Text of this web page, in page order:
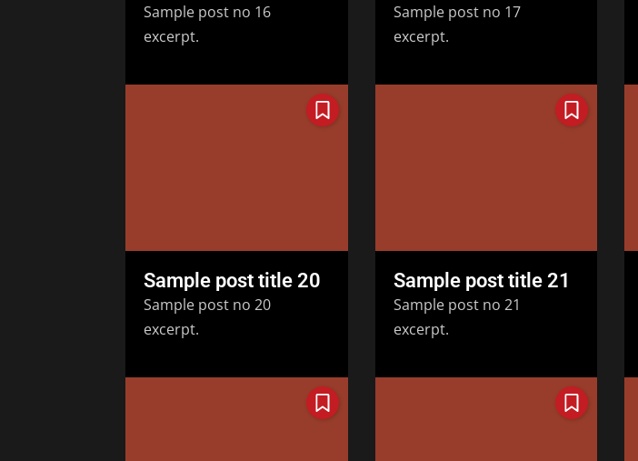
Sample post no 16
excerpt.
Sample post no 17
excerpt.
Sample post title 20
Sample post no 20
excerpt.
Sample post title 21
Sample post no 21
excerpt.